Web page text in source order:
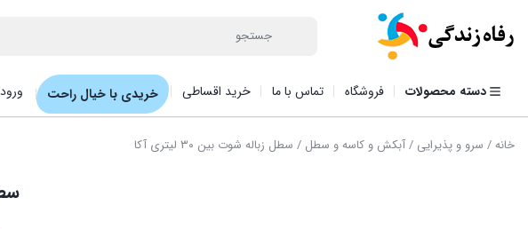
دسته محصولات فروشگاه تماس با ما خرید اقساطی خریدی با خیال راحت
خانه/ سرو و پذیرایی /آبکش و کاسه و سطل / سطل زباله شوت بین ۳۰ لیتری آکا